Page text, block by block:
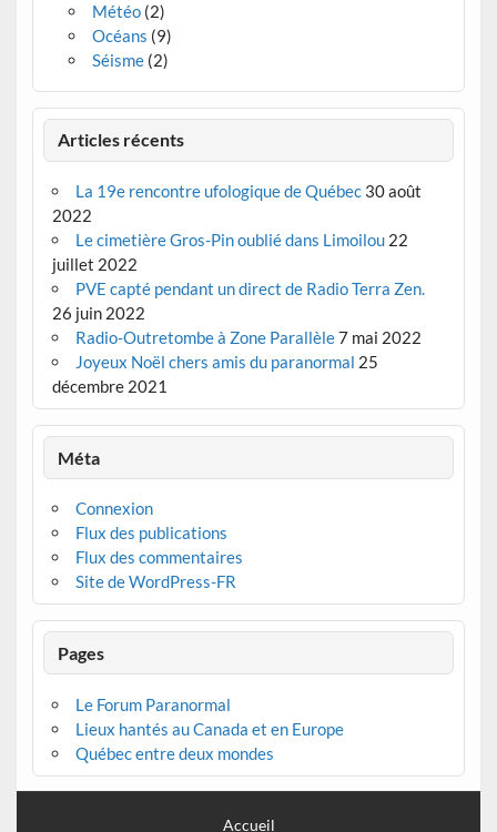
Météo(2)
Océans (9)
Séisme(2)
Articles récents
La 19e rencontre ufologique de Québec 30 août
2022
Le cimetière Gros-Pin oublié dans Limoilou 22
juillet 2022
PVE capté pendant un direct de Radio Terra Zen.
26 juin 2022
Radio-Outretombe à Zone Parallèle7 mai 2022
Joyeux Noël chers amis du paranormal 25
décembre 2021
Méta
Connexion
Flux des publications
Flux des commentaires
Site de WordPress-FR
Pages
Le Forum Paranormal
Lieux hantés au Canada et en Europe
Québec entre deux mondes
Accueil